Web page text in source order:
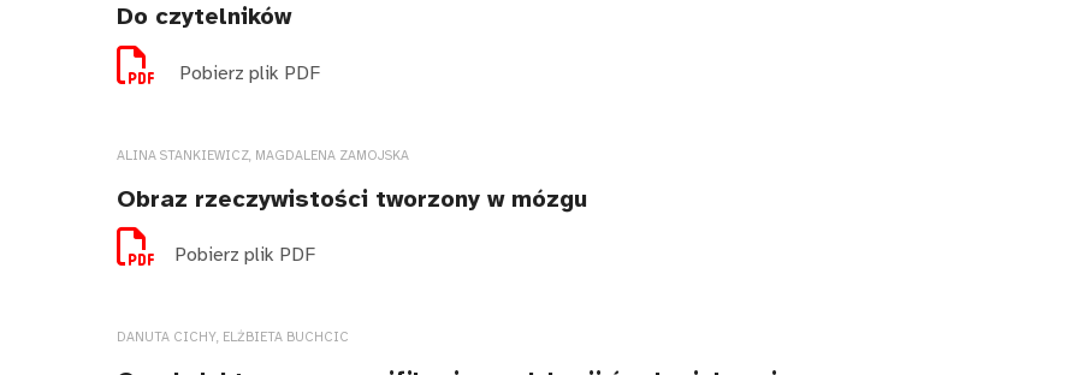
Do czytelników
Pobierz plik PDF
ALINA STANKIEWICZ, MAGDALENA ZAMOJSKA
Obraz rzeczywistości tworzony w mózgu
Pobierz plik PDF
DANUTA CICHY, ELŻBIETA BUCHCIC